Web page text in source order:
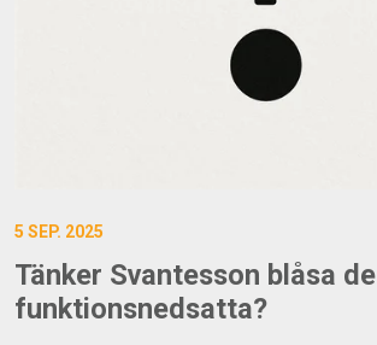
5 SEP. 2025
Tänker Svantesson blåsa de
funktionsnedsatta?